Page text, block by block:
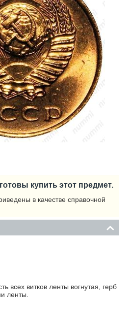
купить этот предмет.
в качестве справочной
всех витков ленты вогнутая, герб
ленты.